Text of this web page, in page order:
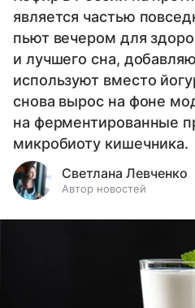
является частью
пьют вечером для
и лучшего сна,
используют вместо
снова вырос на фоне
на ферментированные
микробиоту кишечника.
Светлана Левченко
Автор новостей